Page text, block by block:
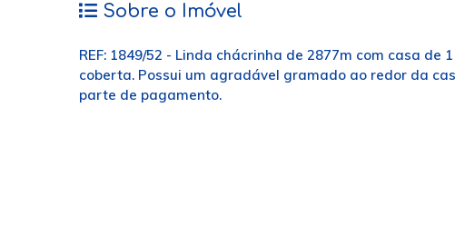
Sobre o Imóvel
REF: 1849/52 - Linda chácrinha de 2877m com casa
coberta. Possui um agradável gramado ao redor da
parte de pagamento.